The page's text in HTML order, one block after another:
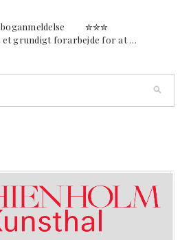
en boganmeldelse ✮✮✮
grundigt forarbejde for at …